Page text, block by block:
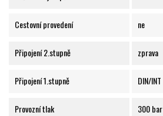
Cestovní provedení ne
Připojení 2.stupně zprava
Připojení 1.stupně DIN/INT
Provozní tlak 300 bar